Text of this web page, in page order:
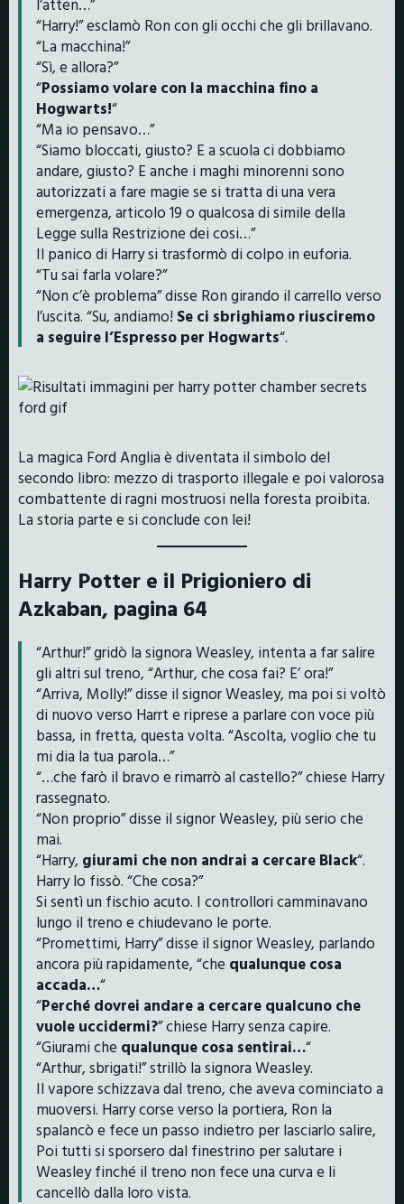
“Harry!” esclamò Ron con gli occhi che gli brillavano.
“La macchina!”
“Sì, e allora?”
“Possiamo volare con la macchina fino a
Hogwarts!“
“Ma io pensavo…”
“Siamo bloccati, giusto? E a scuola ci dobbiamo
andare, giusto? E anche i maghi minorenni sono
autorizzati a fare magie se si tratta di una vera
emergenza, articolo 19 o qualcosa di simile della
Legge sulla Restrizione dei cosi…”
Il panico di Harry si trasformò di colpo in euforia.
“Tu sai farla volare?”
“Non c’è problema” disse Ron girando il carrello verso
l’uscita. “Su, andiamo! Se ci sbrighiamo riusciremo
a seguire l’Espresso per Hogwarts“.
La magica Ford Anglia è diventata il simbolo del
secondo libro: mezzo di trasporto illegale e poi valorosa
combattente di ragni mostruosi nella foresta proibita.
La storia parte e si conclude con lei!
Harry Potter e il Prigioniero di
Azkaban, pagina 64
“Arthur!” gridò la signora Weasley, intenta a far salire
gli altri sul treno, “Arthur, che cosa fai? E’ ora!”
“Arriva, Molly!” disse il signor Weasley, ma poi si voltò
di nuovo verso Harrt e riprese a parlare con voce più
bassa, in fretta, questa volta. “Ascolta, voglio che tu
mi dia la tua parola…”
“…che farò il bravo e rimarrò al castello?” chiese Harry
rassegnato.
“Non proprio” disse il signor Weasley, più serio che
mai.
“Harry, giurami che non andrai a cercare Black“.
Harry lo fissò. “Che cosa?”
Si sentì un fischio acuto. I controllori camminavano
lungo il treno e chiudevano le porte.
“Promettimi, Harry” disse il signor Weasley, parlando
ancora più rapidamente, “che qualunque cosa
accada…“
“Perché dovrei andare a cercare qualcuno che
vuole uccidermi?” chiese Harry senza capire.
“Giurami che qualunque cosa sentirai…“
“Arthur, sbrigati!” strillò la signora Weasley.
Il vapore schizzava dal treno, che aveva cominciato a
muoversi. Harry corse verso la portiera, Ron la
spalancò e fece un passo indietro per lasciarlo salire,
Poi tutti si sporsero dal finestrino per salutare i
Weasley finché il treno non fece una curva e li
cancellò dalla loro vista.